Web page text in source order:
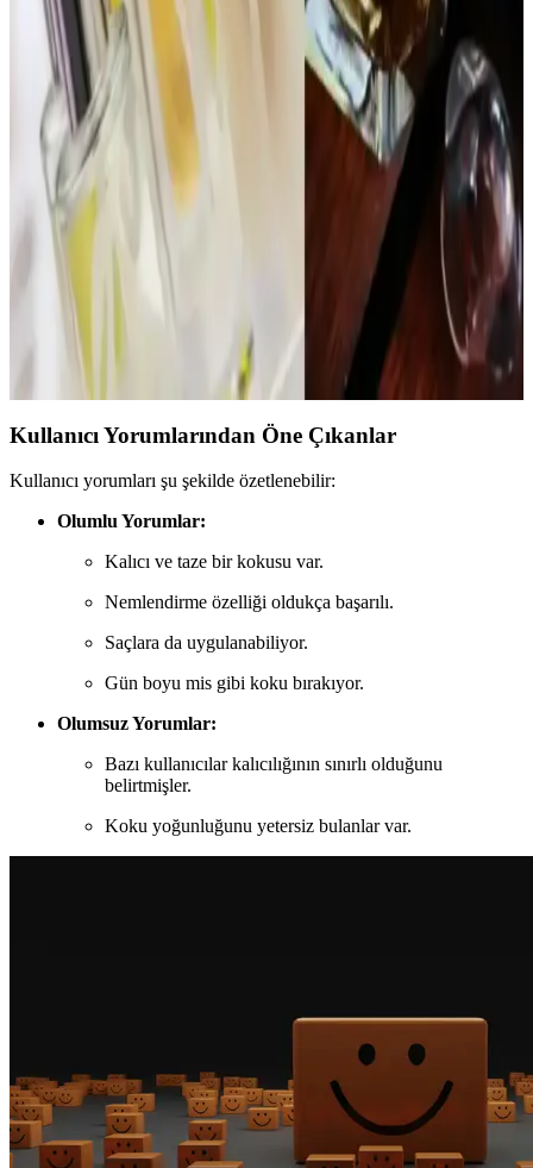
versiyonları, yaşlanma ve bölgesel farklılıklar da kokuyu etkiler.
1980'ler Love’s Cologne Parfüm Seti: Vintage
Kokular ve Gençlik Kültürünün İzleri
1980'ler Love’s Cologne parfüm seti, orijinal ve kullanılmamış
kokularıyla nostalji ve vintage parfüm meraklıları için değerli bir
koleksiyon sunar. Set, dönemin gençlik kültürünü yansıtan çeşitli
kokular içerir.
İnsanları Duraklatan ve Övgü Alan Parfümler:
Kalıcılık ve Uyumun Önemi
Reddit kullanıcılarının deneyimlerine göre, Chanel Coco
Mademoiselle ve Glossier You gibi parfümler kalıcılık ve
uyumlarıyla sıkça iltifat alıyor. Parfüm seçerken vücut kokusuyla
uyum ve mevsim dikkate alınmalı.
Kullanıcı Yorumlarından Öne Çıkanlar
Kullanıcı yorumları şu şekilde özetlenebilir:
Olumlu Yorumlar:
Kalıcı ve taze bir kokusu var.
Nemlendirme özelliği oldukça başarılı.
Saçlara da uygulanabiliyor.
Gün boyu mis gibi koku bırakıyor.
Olumsuz Yorumlar:
Bazı kullanıcılar kalıcılığının sınırlı olduğunu
belirtmişler.
Koku yoğunluğunu yetersiz bulanlar var.